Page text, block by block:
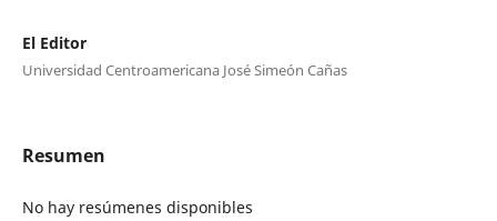
El Editor
Universidad Centroamericana José Simeón Cañas
Resumen
No hay resúmenes disponibles